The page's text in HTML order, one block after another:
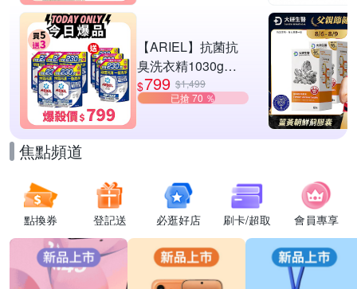
【ARIEL】抗菌抗
臭洗衣精1030g補
充包 X8 (抗菌去漬/
室內晾曬) 兩款任選
$799 $1,499
已搶 70 ％
焦點頻道
點換券 登記送 必逛好店 刷卡/超取 會員專享